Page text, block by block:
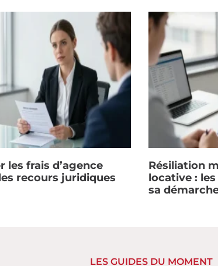
les frais d’agence
recours juridiques
Résiliation
locative :
sa
LES GUIDES DU MOMENT